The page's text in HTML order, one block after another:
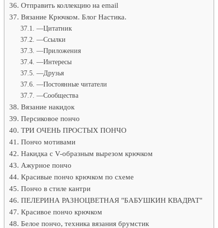
Отправить коллекцию на email
Вязание Крючком. Блог Настика.
—Цитатник
—Ссылки
—Приложения
—Интересы
—Друзья
—Постоянные читатели
—Сообщества
Вязание накидок
Персиковое пончо
ТРИ ОЧЕНЬ ПРОСТЫХ ПОНЧО
Пончо мотивами
Накидка с V-образным вырезом крючком
Ажурное пончо
Красивые пончо крючком по схеме
Пончо в стиле кантри
ПЕЛЕРИНА РАЗНОЦВЕТНАЯ "БАБУШКИН КВАДРАТ"
Красивое пончо крючком
Белое пончо, техника вязания брумстик